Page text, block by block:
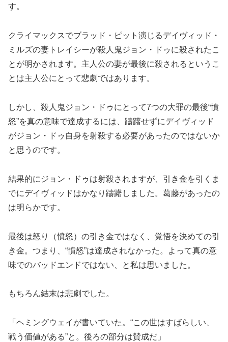
す。
クライマックスでブラッド・ピット演じるデイヴィッド・
ミルズの妻トレイシーが殺人鬼ジョン・ドゥに殺されたこ
とが明かされます。主人公の妻が最後に殺されるというこ
とは主人公にとって悲劇ではあります。
しかし、殺人鬼ジョン・ドゥにとって7つの大罪の最後“憤
怒”を真の意味で達成するには、躊躇せずにデイヴィッド
がジョン・ドゥ自身を射殺する必要があったのではないか
と思うのです。
結果的にジョン・ドゥは射殺されますが、引き金を引くま
でにデイヴィッドはかなり躊躇しました。葛藤があったの
は明らかです。
最後は怒り（憤怒）の引き金ではなく、覚悟を決めての引
き金。つまり、“憤怒”は達成されなかった。よって真の意
味でのバッドエンドではない、と私は思いました。
もちろん結末は悲劇でした。
「ヘミングウェイが書いていた。“この世はすばらしい、
戦う価値がある”と。後ろの部分は賛成だ」